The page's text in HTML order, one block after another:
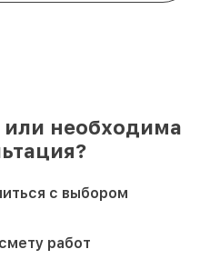
или необходима
с выбором
работ